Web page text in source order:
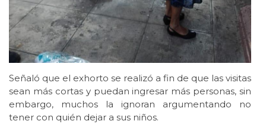
Señaló que el exhorto se realizó a fin de que las visitas
sean más cortas y puedan ingresar más personas, sin
embargo, muchos la ignoran argumentando no
tener con quién dejar a sus niños.